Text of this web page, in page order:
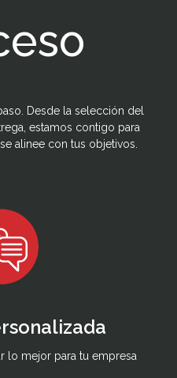
Desde la selección del
estamos contigo para
alinee con tus objetivos.
lo mejor para tu empresa